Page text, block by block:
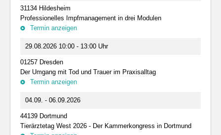
31134 Hildesheim
Professionelles Impfmanagement in drei Modulen
Termin anzeigen
29.08.2026 10:00 - 13:00 Uhr
01257 Dresden
Der Umgang mit Tod und Trauer im Praxisalltag
Termin anzeigen
04.09. - 06.09.2026
44139 Dortmund
Tierärztetag West 2026 - Der Kammerkongress in Dortmund